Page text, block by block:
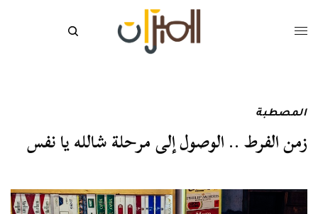
المصطبة
زمن الفرط .. الوصول إلى مرحلة شالله يا نفس